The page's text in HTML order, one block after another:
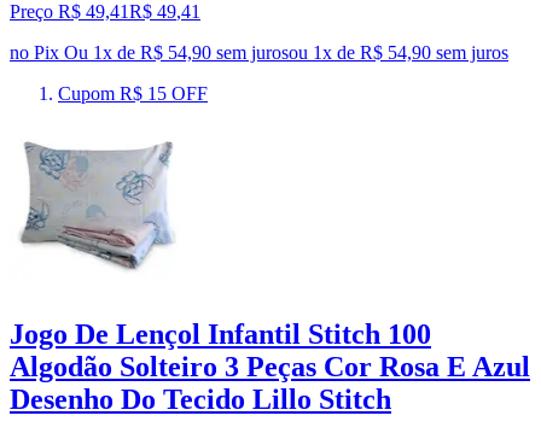
Preço R$ 49,41R$ 49,41
no Pix Ou 1x de R$ 54,90 sem jurosou 1x de R$ 54,90 sem juros
Cupom R$ 15 OFF
Jogo De Lençol Infantil Stitch 100
Algodão Solteiro 3 Peças Cor Rosa E Azul
Desenho Do Tecido Lillo Stitch